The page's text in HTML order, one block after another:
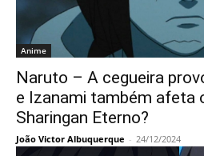
Anime
Naruto – A cegueira
e Izanami também afeta
Sharingan Eterno?
João Victor Albuquerque - 24/12/2024